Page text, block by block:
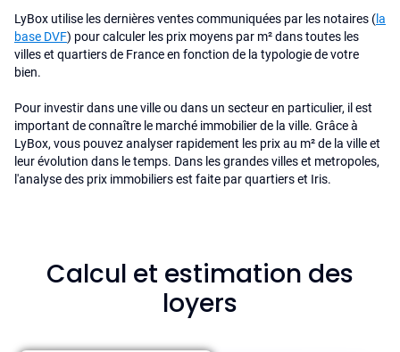
LyBox utilise les dernières ventes communiquées par les notaires (la
base DVF) pour calculer les prix moyens par m² dans toutes les
villes et quartiers de France en fonction de la typologie de votre
bien.
Pour investir dans une ville ou dans un secteur en particulier, il est
important de connaître le marché immobilier de la ville. Grâce à
LyBox, vous pouvez analyser rapidement les prix au m² de la ville et
leur évolution dans le temps. Dans les grandes villes et metropoles,
l'analyse des prix immobiliers est faite par quartiers et Iris.
Calcul et estimation des
loyers